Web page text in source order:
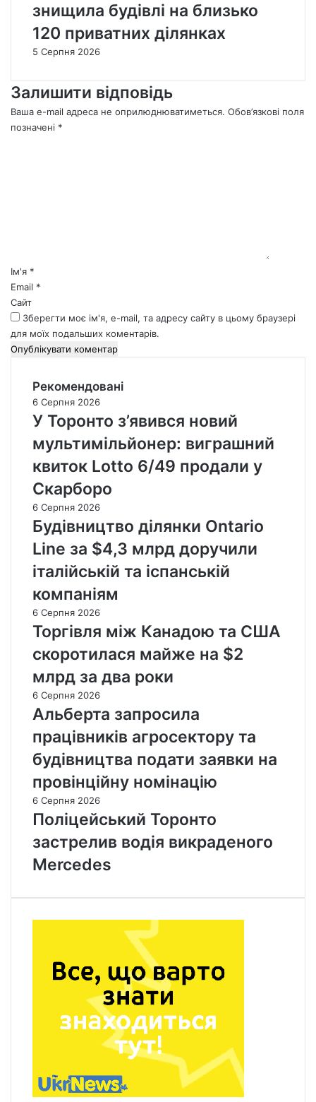
знищила будівлі на близько
120 приватних ділянках
5 Серпня 2026
Залишити відповідь
Ваша e-mail адреса не оприлюднюватиметься. Обов’язкові поля
позначені *
*
Ім'я *
Email *
Сайт
Зберегти моє ім'я, e-mail, та адресу сайту в цьому браузері
для моїх подальших коментарів.
Рекомендовані
6 Серпня 2026
У Торонто з’явився новий
мультимільйонер: виграшний
квиток Lotto 6/49 продали у
Скарборо
6 Серпня 2026
Будівництво ділянки Ontario
Line за $4,3 млрд доручили
італійській та іспанській
компаніям
6 Серпня 2026
Торгівля між Канадою та США
скоротилася майже на $2
млрд за два роки
6 Серпня 2026
Альберта запросила
працівників агросектору та
будівництва подати заявки на
провінційну номінацію
6 Серпня 2026
Поліцейський Торонто
застрелив водія викраденого
Mercedes